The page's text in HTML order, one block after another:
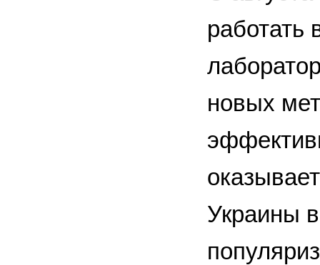
работать
новых
Украины